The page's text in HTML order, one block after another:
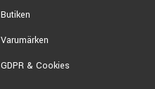
Butiken
Varumärken
GDPR & Cookies